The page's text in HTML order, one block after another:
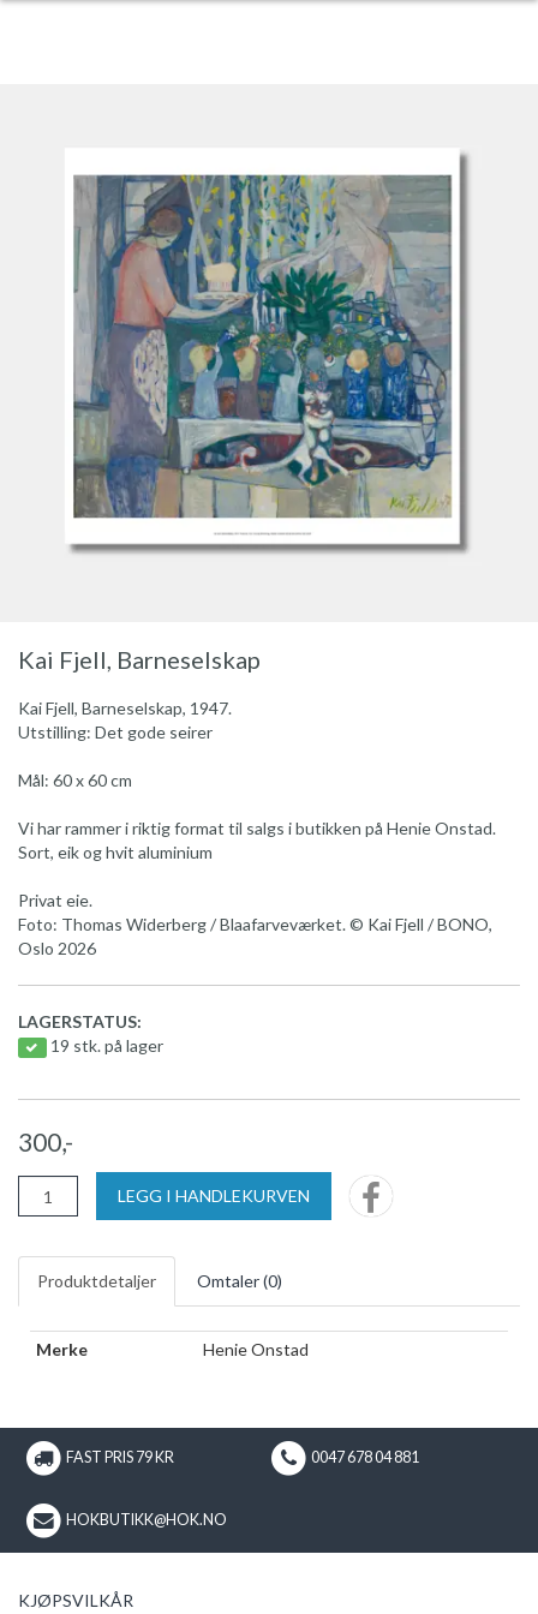
Kai Fjell, Barneselskap
Kai Fjell, Barneselskap, 1947.
Utstilling: Det gode seirer
Mål: 60 x 60 cm
Vi har rammer i riktig format til salgs i butikken på Henie Onstad.
Sort, eik og hvit aluminium
Privat eie.
Foto: Thomas Widerberg / Blaafarveværket. © Kai Fjell / BONO,
Oslo 2026
LAGERSTATUS:
19 stk. på lager
300,-
LEGG I HANDLEKURVEN
Produktdetaljer Omtaler (0)
Merke Henie Onstad
FAST PRIS 79 KR 0047 678 04 881
HOKBUTIKK@HOK.NO
KJØPSVILKÅR